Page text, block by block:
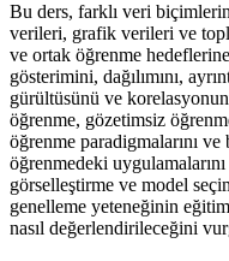
Bu ders, farklı veri
verileri, grafik verileri ve
ve ortak öğrenme
gösterimini, dağılımını,
gürültüsünü ve
öğrenme, gözetimsiz
öğrenme paradigmalarını
öğrenmedeki
görselleştirme ve model
genelleme yeteneğinin
nasıl değerlendirileceğini